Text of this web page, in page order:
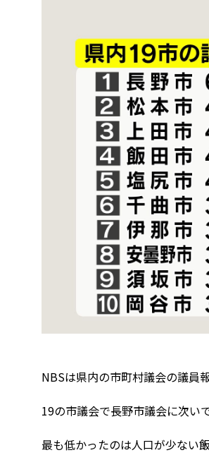
NBSは県内の市町村議会の議員
19の市議会で長野市議会に次い
最も低かったのは人口が少ない